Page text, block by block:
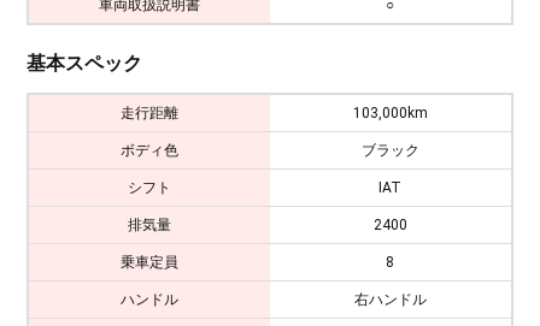
車両取扱説明書 ○
基本スペック
走行距離 103,000km
ボディ色 ブラック
シフト IAT
排気量 2400
乗車定員 8
ハンドル 右ハンドル